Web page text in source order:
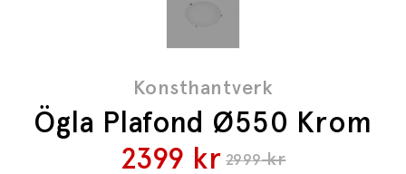
Konsthantverk
Ögla Plafond Ø550 Krom
2999kr
2399 kr